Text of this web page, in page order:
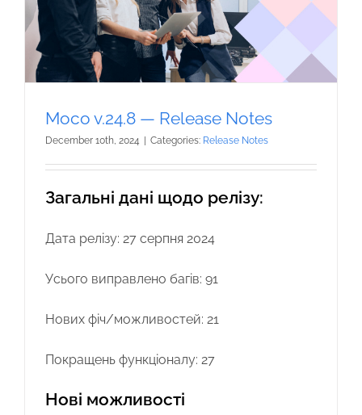
Moco v.24.8 — Release Notes
December 10th, 2024 | Categories: Release Notes
Загальні дані щодо релізу:
Дата релізу: 27 серпня 2024
Усього виправлено багів: 91
Нових фіч/можливостей: 21
Покращень функціоналу: 27
Нові можливості